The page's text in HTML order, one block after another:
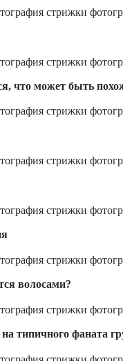
что может быть
волосами?
на типичного фаната